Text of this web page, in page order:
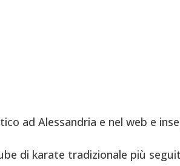
ad Alessandria e nel web e
di karate tradizionale più